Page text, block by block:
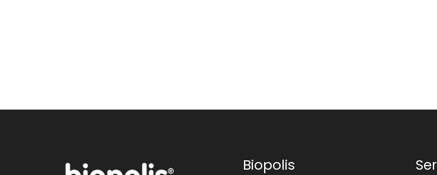
Biopolis